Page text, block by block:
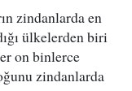
zindanlarda en
ülkelerden biri
on binlerce
zindanlarda